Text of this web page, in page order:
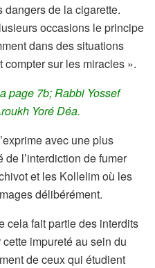
de la cigarette.
occasions le principe
dans des situations
sur les miracles ».
page 7b; Rabbi Yossef
Yoré Déa.
avec une plus
l’interdiction de fumer
et les Kollelim où les
délibérément.
cela fait partie des interdits
cette impureté au sein du
de ceux qui étudient